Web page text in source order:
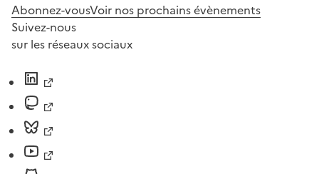
Abonnez-vousVoir nos prochains évènements
Suivez-nous
sur les réseaux sociaux